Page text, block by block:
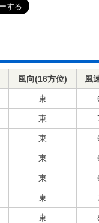
風向(16方位) 風
東
東
東
東
東
東
東